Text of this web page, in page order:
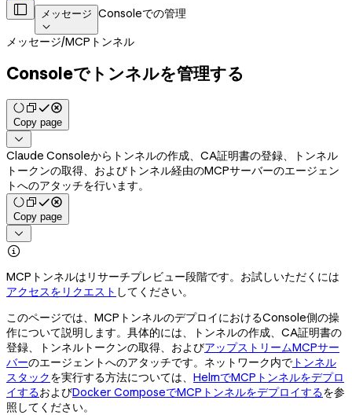
 メッセージ

Consoleでの管理
メッセージ/MCPトンネル
Consoleでトンネルを管理する
Copy page

Claude Consoleからトンネルの作成、CA証明書の登録、トンネル
トークンの取得、およびトンネル経由のMCPサーバーのエージェン
トへのアタッチを行います。
Copy page


MCPトンネルはリサーチプレビュー段階です。お試しいただくには
アクセスをリクエスト してください。
このページでは、MCPトンネルのデプロイにおけるConsole側の操
作について説明します。具体的には、トンネルの作成、CA証明書の
登録、トンネルトークンの取得、およびアップストリームMCPサー
バーのエージェントへのアタッチです。ネットワーク内で トンネル
スタックを実行する方法については、 HelmでMCPトンネルをデプロ
イするおよびDocker ComposeでMCPトンネルをデプロイするを参
照してください。